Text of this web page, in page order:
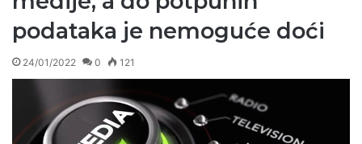
podataka je nemoguće doći
24/01/2022 0 121